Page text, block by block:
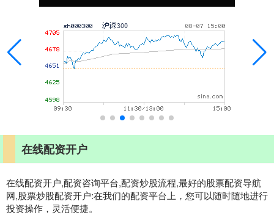
在线配资开户
在线配资开户,配资咨询平台,配资炒股流程,最好的股票配资导航
网,股票炒股配资开户:在我们的配资平台上，您可以随时随地进行
投资操作，灵活便捷。